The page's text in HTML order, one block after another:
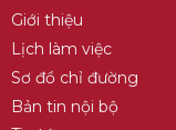
Giới thiệu
Lịch làm việc
Sơ đồ chỉ đường
Bản tin nội bộ